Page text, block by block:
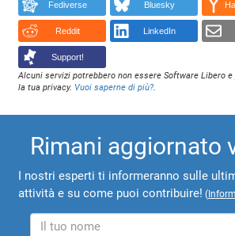
Fediverse Bluesky
Reddit LinkedIn
Support!
Alcuni servizi potrebbero non essere Software Libero
la tua privacy. Vuoi saperne di più?.
Rimani aggiornato
I nostri esperti ti informeranno sulle
attività e su come puoi contribuire! (